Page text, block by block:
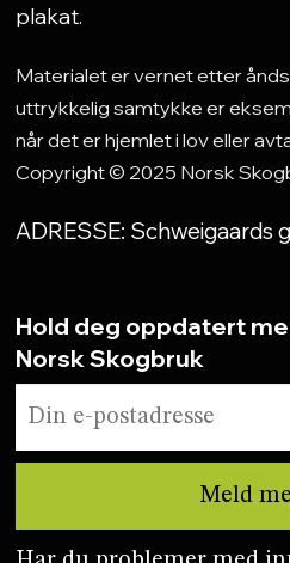
plakat.
Materialet er vernet etter
uttrykkelig samtykke er
når det er hjemlet i lov eller
Copyright © 2025 Norsk
ADRESSE: Schweigaards
Hold deg oppdatert
Norsk Skogbruk